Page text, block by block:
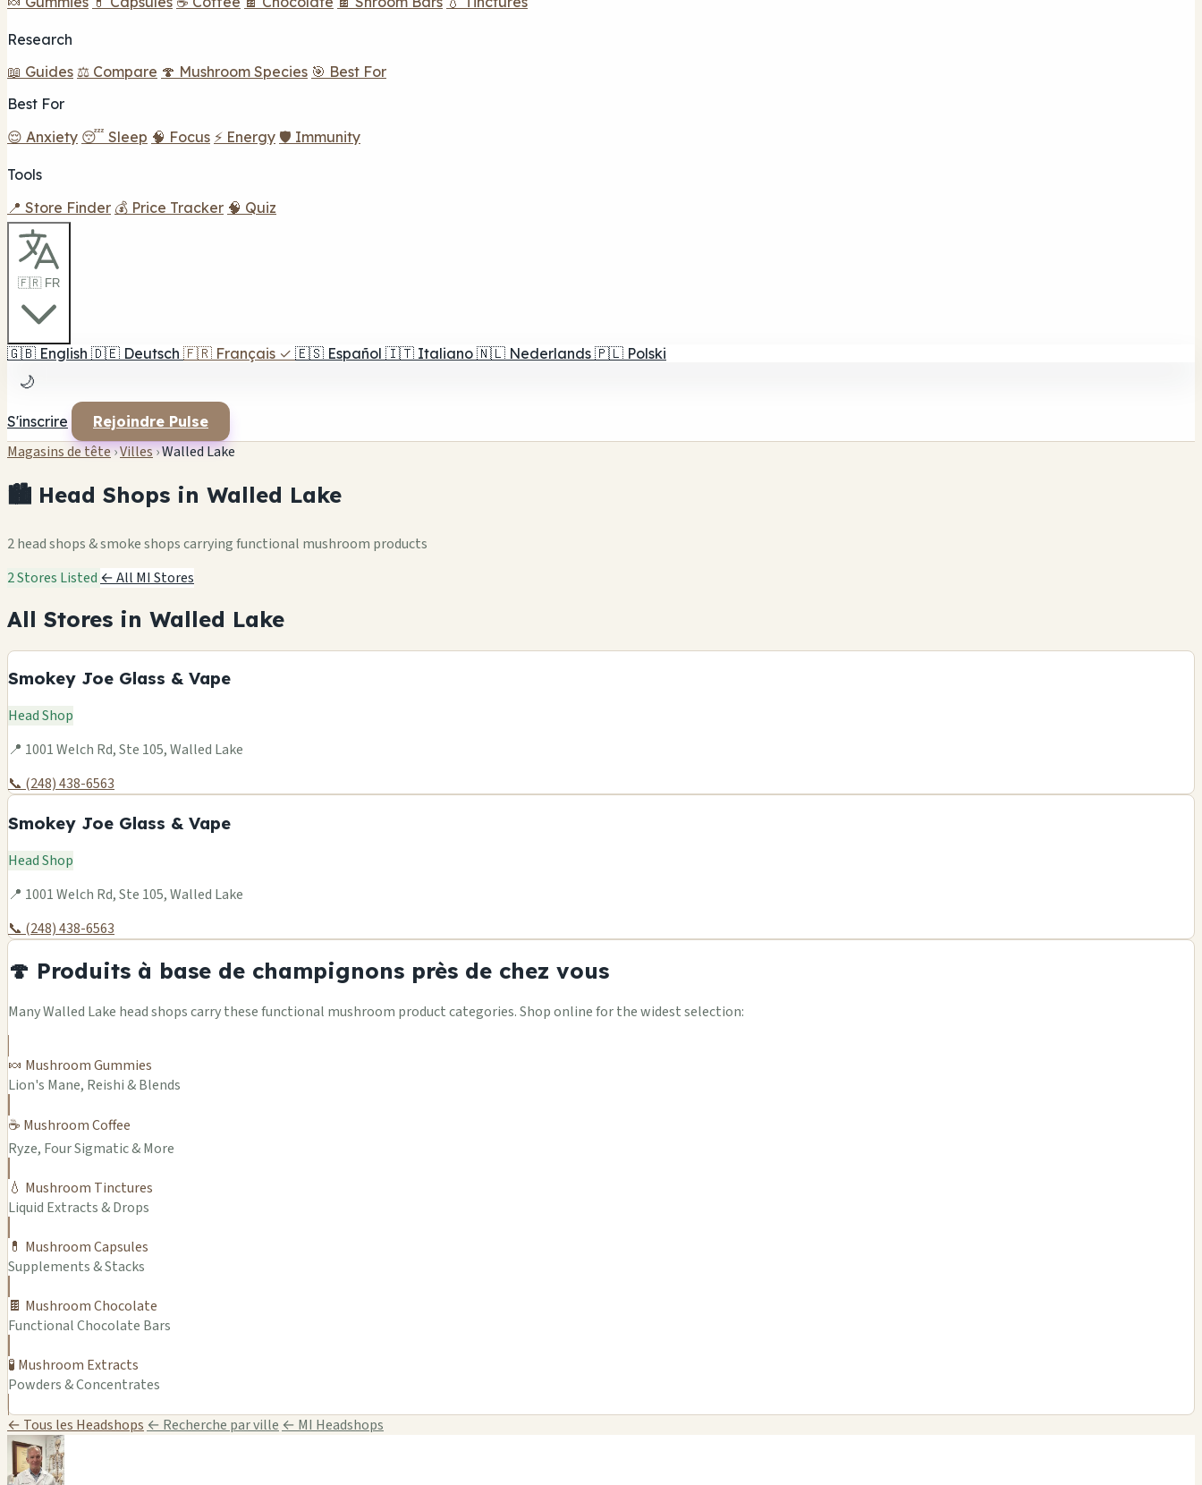
Research
📖 Guides ⚖️ Compare 🍄 Mushroom Species 🎯 Best For
Best For
😌 Anxiety 😴 Sleep 🧠 Focus ⚡ Energy 🛡️ Immunity
Tools
📍 Store Finder 💰 Price Tracker 🧠 Quiz
🇫🇷 FR
🇬🇧 English 🇩🇪 Deutsch 🇫🇷 Français ✓ 🇪🇸 Español 🇮🇹 Italiano 🇳🇱 Nederlands 🇵🇱 Polski
🌙
S'inscrire Rejoindre Pulse
Magasins de tête›Villes›Walled Lake
🏙️ Head Shops in Walled Lake
2 head shops & smoke shops carrying functional mushroom products
2 Stores Listed ← All MI Stores
All Stores in Walled Lake
Smokey Joe Glass & Vape
Head Shop
📍 1001 Welch Rd, Ste 105, Walled Lake
📞 (248) 438-6563
Smokey Joe Glass & Vape
Head Shop
📍 1001 Welch Rd, Ste 105, Walled Lake
📞 (248) 438-6563
🍄 Produits à base de champignons près de chez vous
Many Walled Lake head shops carry these functional mushroom product categories. Shop online for the widest selection:
🍬 Mushroom Gummies
Lion's Mane, Reishi & Blends
☕ Mushroom Coffee
Ryze, Four Sigmatic & More
💧 Mushroom Tinctures
Liquid Extracts & Drops
💊 Mushroom Capsules
Supplements & Stacks
🍫 Mushroom Chocolate
Functional Chocolate Bars
🧪 Mushroom Extracts
Powders & Concentrates
← Tous les Headshops ← Recherche par ville ← MI Headshops